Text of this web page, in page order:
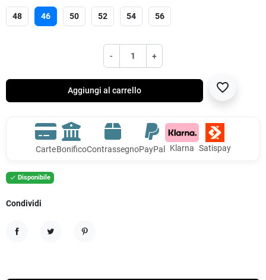
48 46 50 52 54 56
- +
Aggiungi al carrello favorite_border
CarteBonificoContrassegnoPayPal Klarna Satispay
 Disponibile
Condividi